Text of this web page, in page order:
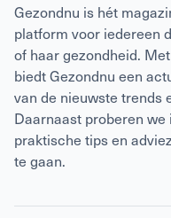
Gezondnu is hét
platform voor iedereen
of haar gezondheid.
biedt Gezondnu een
van de nieuwste trends
Daarnaast proberen
praktische tips en
te gaan.